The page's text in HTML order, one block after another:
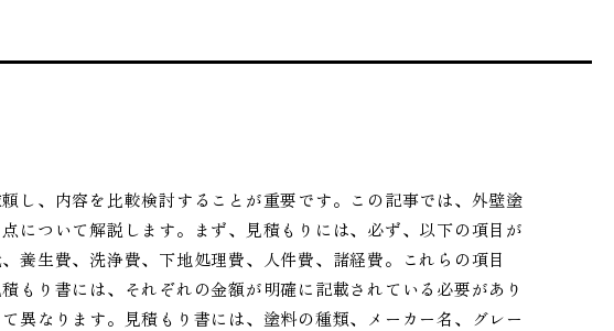
し、内容を比較検討することが重要です。この記事では、外壁塗
について解説します。まず、見積もりには、必ず、以下の項目が
養生費、洗浄費、下地処理費、人件費、諸経費。これらの項目
もり書には、それぞれの金額が明確に記載されている必要があり
異なります。見積もり書には、塗料の種類、メーカー名、グレー